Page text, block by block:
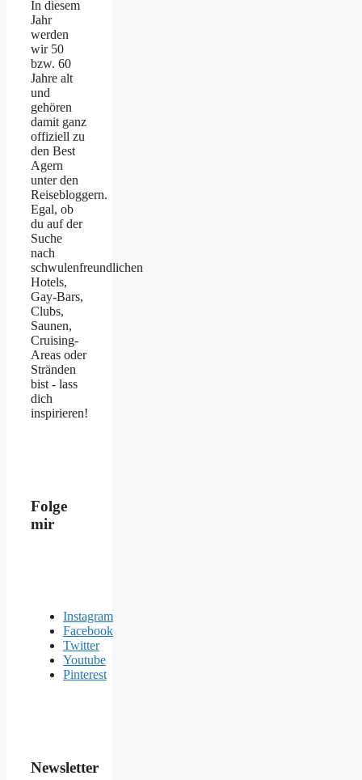
In diesem
Jahr
werden
wir 50
bzw. 60
Jahre alt
und
gehören
damit ganz
offiziell zu
den Best
Agern
unter den
Reisebloggern.
Egal, ob
du auf der
Suche
nach
schwulenfreundlichen
Hotels,
Gay-Bars,
Clubs,
Saunen,
Cruising-
Areas oder
Stränden
bist - lass
dich
inspirieren!
Folge
mir
Instagram
Facebook
Twitter
Youtube
Pinterest
Newsletter